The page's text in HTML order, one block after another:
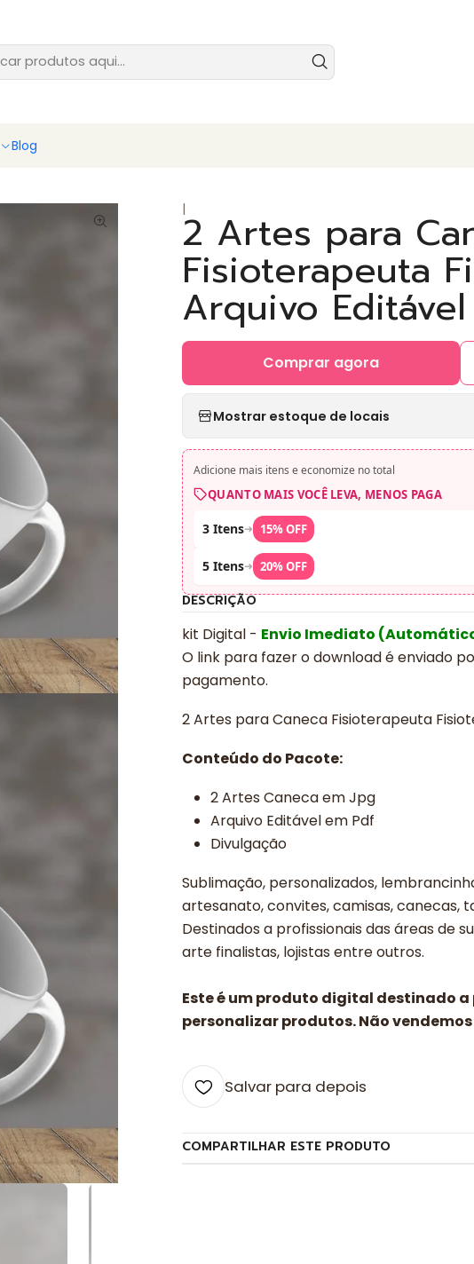
Blog
|2 Artes para
Fisioterapeuta
Arquivo Editável
Comprar agora
Mostrar estoque de locais
Adicione mais itens e economize no total
QUANTO MAIS VOCÊ LEVA, MENOS PAGA
3 Itens➜ 15% OFF
5 Itens➜ 20% OFF
DESCRIÇÃO
kit Digital - Envio Imediato
O link para fazer o download é enviado
pagamento.
2 Artes para Caneca Fisioterapeuta
Conteúdo do Pacote:
2 Artes Caneca em Jpg
Arquivo Editável em Pdf
Divulgação
Sublimação, personalizados,
artesanato, convites, camisas, canecas,
Destinados a profissionais das áreas de
arte finalistas, lojistas entre outros.
Este é um produto digital destinado a
personalizar produtos. Não
Salvar para depois
COMPARTILHAR ESTE PRODUTO